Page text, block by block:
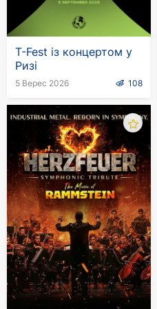
T-Fest із концертом у
Ризі
5 Верес 2026 108